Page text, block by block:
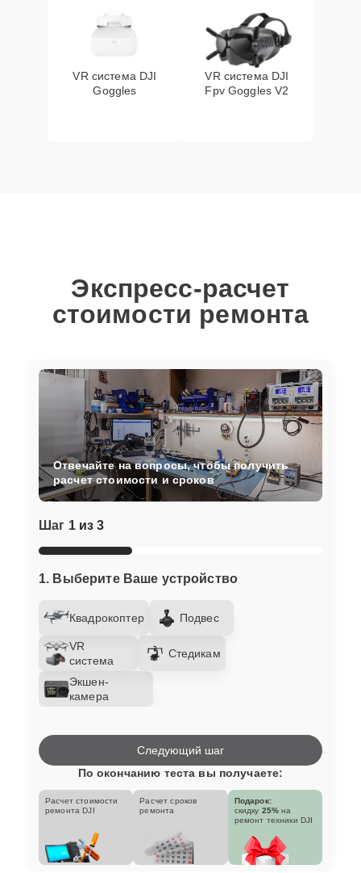
VR система DJI
Goggles
VR система DJI
Fpv Goggles V2
Экспресс-расчет
стоимости ремонта
Шаг 1 из 3
1. Выберите Ваше устройство
Квадрокоптер Подвес
VR
система
Стедикам
Экшен-
камера
Отвечайте на вопросы, чтобы получить
расчет стоимости и сроков
Следующий шаг
По окончанию теста вы получаете:
Расчет стоимости
ремонта DJI
Расчет сроков
ремонта
Подарок:
скидку 25% на
ремонт техники DJI